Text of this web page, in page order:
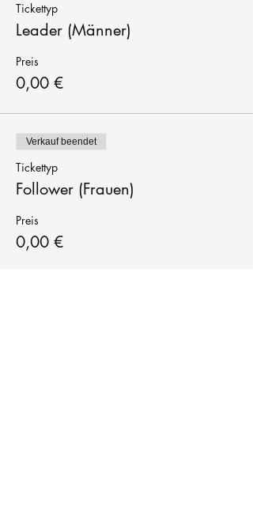
Tickettyp
Leader (Männer)
Preis
0,00 €
Verkauf beendet
Tickettyp
Follower (Frauen)
Preis
0,00 €